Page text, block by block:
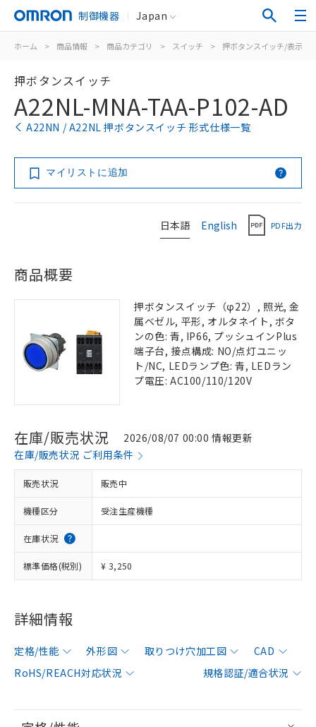
制御機器 Japan
ホーム > 商品情報 > 商品カテゴリ > スイッチ > 押ボタンスイッチ/表示灯
押ボタンスイッチ
A22NL-MNA-TAA-P102-AD
A22NN / A22NL 押ボタンスイッチ 形式仕様一覧
マイリストに追加
日本語 English PDF出力
商品概要
押ボタンスイッチ（φ22）, 照光, 金
属ベゼル, 平形, オルタネイト, ボタ
ンの色: 青, IP66, プッシュインPlus
端子台, 接点構成: NO/点灯ユニッ
ト/NC, LEDランプ色: 青, LEDラン
プ電圧: AC100/110/120V
在庫/販売状況
2026/08/07 00:00 情報更新
在庫/販売状況 ご利用条件
販売状況 販売中
機種区分 受注生産機種
在庫状況
標準価格(税別) ¥ 3,250
詳細情報
定格/性能 外形図 取りつけ穴加工図
CAD
RoHS/REACH対応状況
規格認証/適合状況